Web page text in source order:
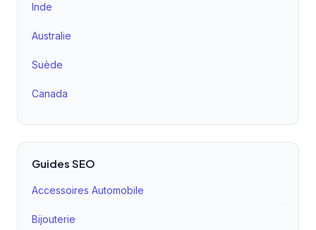
Inde
Australie
Suède
Canada
Guides SEO
Accessoires Automobile
Bijouterie